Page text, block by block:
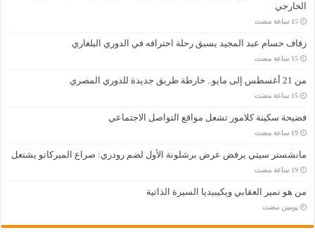
الخارجي
‏15 ساعة مضت
زفاف حسام عبد المجيد يسبق رحلة احترافه في الدوري البلغاري
‏15 ساعة مضت
من 21 أغسطس إلى مايو.. خارطة طريق جديدة للدوري المصري
‏15 ساعة مضت
فضيحة سكينة كلامور تشعل مواقع التواصل الاجتماعي
‏19 ساعة مضت
مانشستر سيتي يرفض عرض برشلونة الأول لضم رودري: صراع الميركاتو يشتعل
‏19 ساعة مضت
من هو نمير العقابي ويكيبيديا السيرة الذاتية
‏يومين مضت